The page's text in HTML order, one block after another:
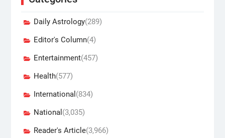
Daily Astrology(289)
Editor's Column(4)
Entertainment(457)
Health(577)
International (834)
National (3,035)
Reader's Article(3,966)